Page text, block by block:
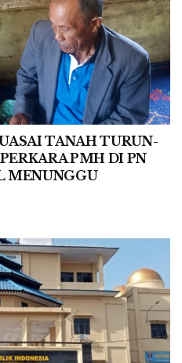
TANAH TURUN-
PMH DI PN
MENUNGGU